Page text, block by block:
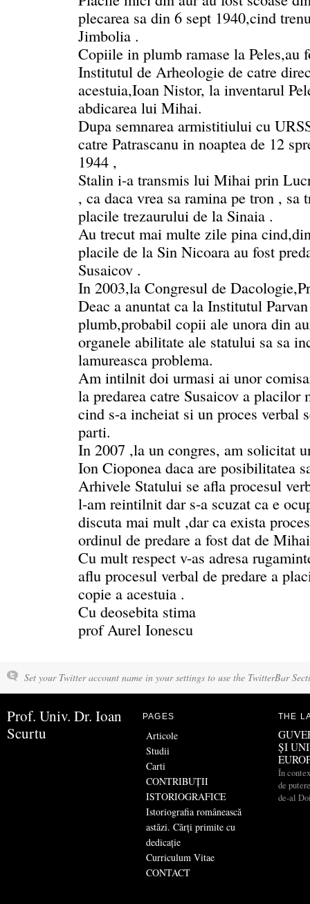
plecarea sa din 6 sept 1940,cind
Jimbolia .
Copiile in plumb ramase la Peles,au
Institutul de Arheologie de catre
acestuia,Ioan Nistor, la inventarul
abdicarea lui Mihai.
Dupa semnarea armistitiului cu
catre Patrascanu in noaptea de 12
1944 ,
Stalin i-a transmis lui Mihai prin
, ca daca vrea sa ramina pe tron ,
placile trezaurului de la Sinaia .
Au trecut mai multe zile pina
placile de la Sin Nicoara au fost
Susaicov .
In 2003,la Congresul de
Deac a anuntat ca la Institutul
plumb,probabil copii ale unora din
organele abilitate ale statului sa sa
lamureasca problema.
Am intilnit doi urmasi ai unor
la predarea catre Susaicov a placilor
cind s-a incheiat si un proces verbal
parti.
In 2007 ,la un congres, am solicitat
Ion Cioponea daca are posibilitatea
Arhivele Statului se afla procesul
l-am reintilnit dar s-a scuzat ca e
discuta mai mult ,dar ca exista
ordinul de predare a fost dat de
Cu mult respect v-as adresa
aflu procesul verbal de predare a
copie a acestuia .
Cu deosebita stima
prof Aurel Ionescu
Set your Twitter account name in your settings to use the TwitterBar
Prof. Univ. Dr. Ioan
Scurtu
PAGES
Articole
Studii
Carti
CONTRIBUŢII
ISTORIOGRAFICE
Istoriografia românească
astăzi. Cărți primite cu
dedicație
Curriculum Vitae
CONTACT
THE
ȘI
În
de
de-al